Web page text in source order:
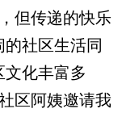
但传递的快乐
社区生活同
文化丰富多
区阿姨邀请我